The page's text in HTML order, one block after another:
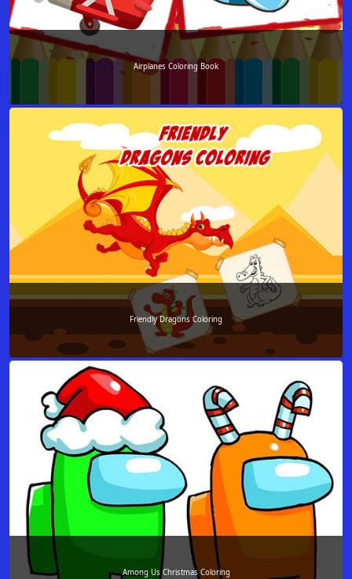
Airplanes Coloring Book
Friendly Dragons Coloring
Among Us Christmas Coloring